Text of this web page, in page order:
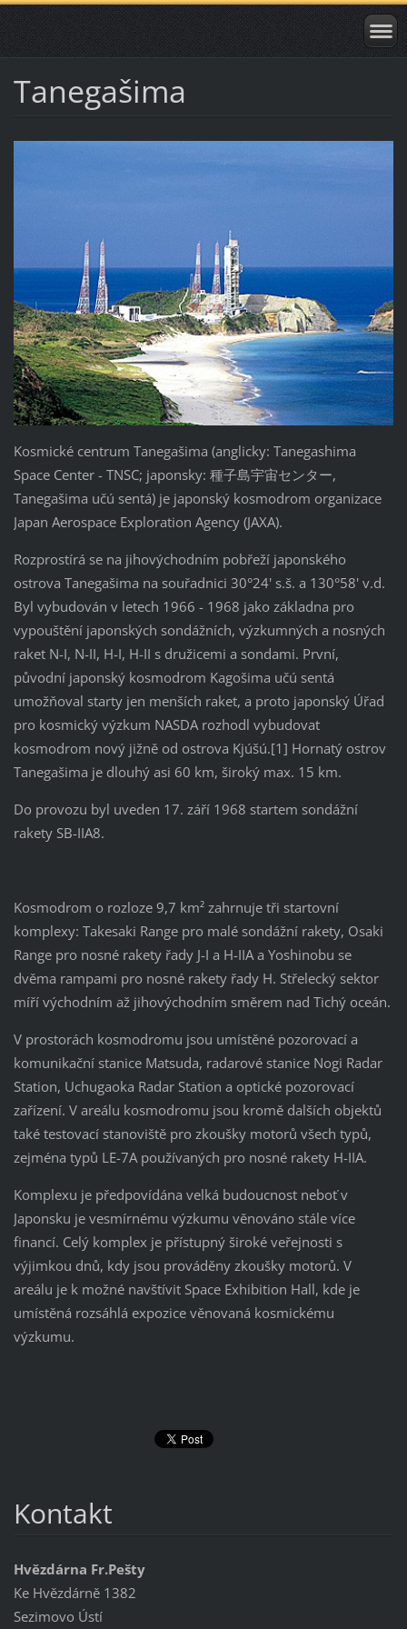
Tanegašima
Kosmické centrum Tanegašima (anglicky: Tanegashima
Space Center - TNSC; japonsky: 種子島宇宙センター,
Tanegašima učú sentá) je japonský kosmodrom organizace
Japan Aerospace Exploration Agency (JAXA).
Rozprostírá se na jihovýchodním pobřeží japonského
ostrova Tanegašima na souřadnici 30°24' s.š. a 130°58' v.d.
Byl vybudován v letech 1966 - 1968 jako základna pro
vypouštění japonských sondážních, výzkumných a nosných
raket N-I, N-II, H-I, H-II s družicemi a sondami. První,
původní japonský kosmodrom Kagošima učú sentá
umožňoval starty jen menších raket, a proto japonský Úřad
pro kosmický výzkum NASDA rozhodl vybudovat
kosmodrom nový jižně od ostrova Kjúšú.[1] Hornatý ostrov
Tanegašima je dlouhý asi 60 km, široký max. 15 km.
Do provozu byl uveden 17. září 1968 startem sondážní
rakety SB-IIA8.
Kosmodrom o rozloze 9,7 km² zahrnuje tři startovní
komplexy: Takesaki Range pro malé sondážní rakety, Osaki
Range pro nosné rakety řady J-I a H-IIA a Yoshinobu se
dvěma rampami pro nosné rakety řady H. Střelecký sektor
míří východním až jihovýchodním směrem nad Tichý oceán.
V prostorách kosmodromu jsou umístěné pozorovací a
komunikační stanice Matsuda, radarové stanice Nogi Radar
Station, Uchugaoka Radar Station a optické pozorovací
zařízení. V areálu kosmodromu jsou kromě dalších objektů
také testovací stanoviště pro zkoušky motorů všech typů,
zejména typů LE-7A používaných pro nosné rakety H-IIA.
Komplexu je předpovídána velká budoucnost neboť v
Japonsku je vesmírnému výzkumu věnováno stále více
financí. Celý komplex je přístupný široké veřejnosti s
výjimkou dnů, kdy jsou prováděny zkoušky motorů. V
areálu je k možné navštívit Space Exhibition Hall, kde je
umístěná rozsáhlá expozice věnovaná kosmickému
výzkumu.
Kontakt
Hvězdárna Fr.Pešty
Ke Hvězdárně 1382
Sezimovo Ústí